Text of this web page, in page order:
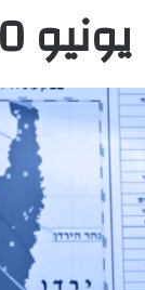
يونيو 2020